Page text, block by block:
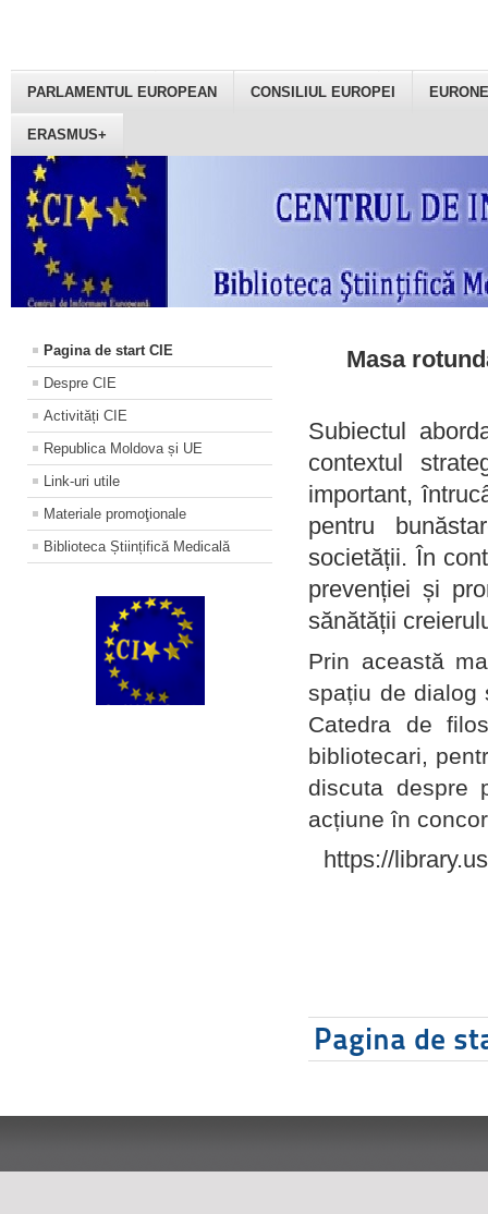
PARLAMENTUL EUROPEAN CONSILIUL EUROPEI
ERASMUS+
Pagina de start CIE
Despre CIE
Activități CIE
Republica Moldova și UE
Link-uri utile
Materiale promoţionale
Biblioteca Științifică Medicală
Masa
Subiectul
contextul
important,
pentru
societății. În
prevenției și
sănătății
Prin această
spațiu de dialog
Catedra de
bibliotecari,
discuta despre
acțiune în
https://
Pagina de